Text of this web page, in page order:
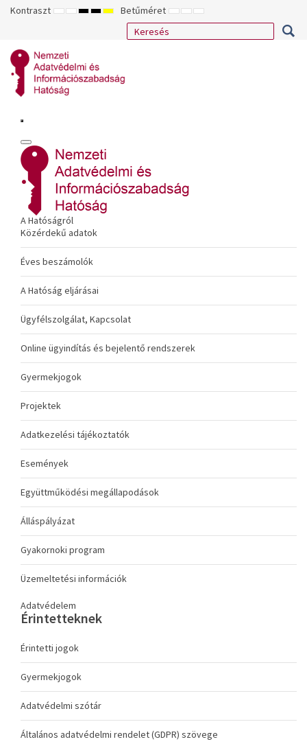
Kontraszt ALAPÉRTELMEZETT
ÉJSZAKAI
NAGY
KONTRASZTÚ
NAGY
KONTRASZTÚ
NAGY
KONTRASZTÚ
SÁRGA
FEKETE
Betűméret KISEBB
BETŰTÍPUS
ALAPÉRTELMEZETT
BETŰMÉRET
NAGYOBB
BETŰMÉRET
A Hatóságról
Közérdekű adatok
Éves beszámolók
A Hatóság eljárásai
Ügyfélszolgálat, Kapcsolat
Online ügyindítás és bejelentő rendszerek
Gyermekjogok
Projektek
Adatkezelési tájékoztatók
Események
Együttműködési megállapodások
Álláspályázat
Gyakornoki program
Üzemeltetési információk
Adatvédelem
Érintetteknek
Érintetti jogok
Gyermekjogok
Adatvédelmi szótár
Általános adatvédelmi rendelet (GDPR) szövege